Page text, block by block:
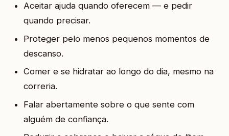
Aceitar ajuda quando oferecem — e pedir
quando precisar.
Proteger pelo menos pequenos momentos de
descanso.
Comer e se hidratar ao longo do dia, mesmo na
correria.
Falar abertamente sobre o que sente com
alguém de confiança.